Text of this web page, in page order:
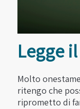
Legge
Molto
ritengo che
riprometto di